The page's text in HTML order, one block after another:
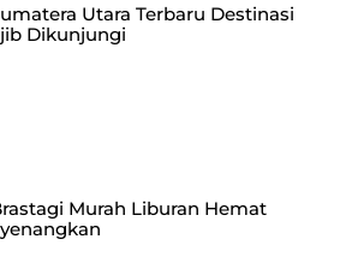
Utara Terbaru Destinasi
Dikunjungi
Murah Liburan Hemat